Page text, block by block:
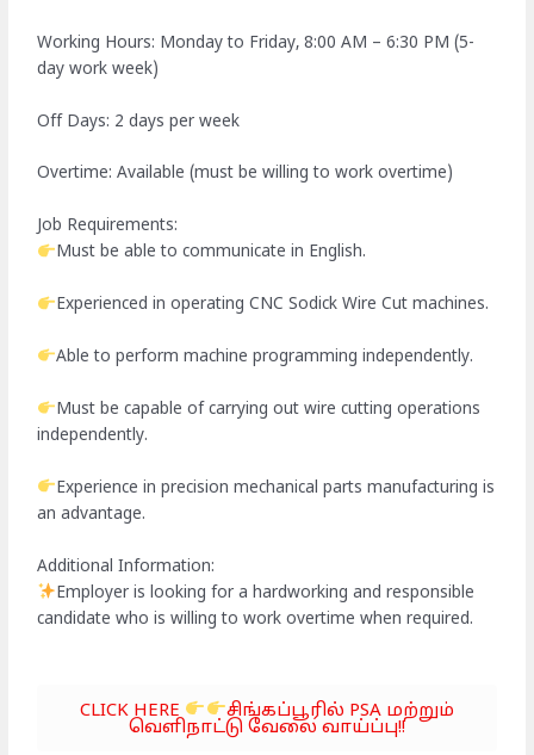
Working Hours: Monday to Friday, 8:00 AM – 6:30 PM (5-
day work week)
Off Days: 2 days per week
Overtime: Available (must be willing to work overtime)
Job Requirements:
Must be able to communicate in English.
Experienced in operating CNC Sodick Wire Cut machines.
Able to perform machine programming independently.
Must be capable of carrying out wire cutting operations
independently.
Experience in precision mechanical parts manufacturing is
an advantage.
Additional Information:
Employer is looking for a hardworking and responsible
candidate who is willing to work overtime when required.
CLICK HERE சிங்கப்பூரில் PSA மற்றும்
வெளிநாட்டு வேலை வாய்ப்பு!!